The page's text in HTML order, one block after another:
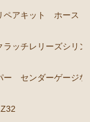
ファン ファ
ト など）
ペアキット ホース
ッチレリーズシリン
センダーゲージな